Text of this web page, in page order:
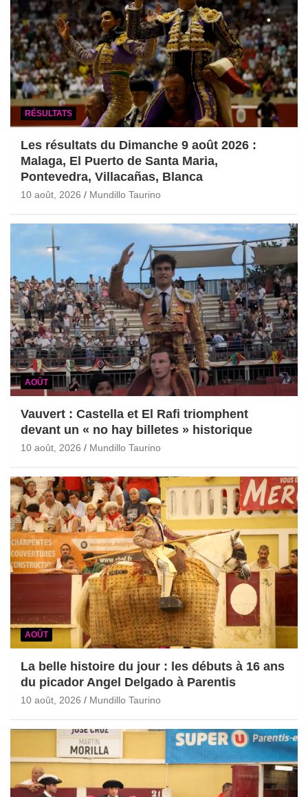
RÉSULTATS
Les résultats du Dimanche 9 août 2026 :
Malaga, El Puerto de Santa Maria,
Pontevedra, Villacañas, Blanca
10 août, 2026 Mundillo Taurino
AOÛT
Vauvert : Castella et El Rafi triomphent
devant un « no hay billetes » historique
10 août, 2026 Mundillo Taurino
AOÛT
La belle histoire du jour : les débuts à 16 ans
du picador Angel Delgado à Parentis
10 août, 2026 Mundillo Taurino